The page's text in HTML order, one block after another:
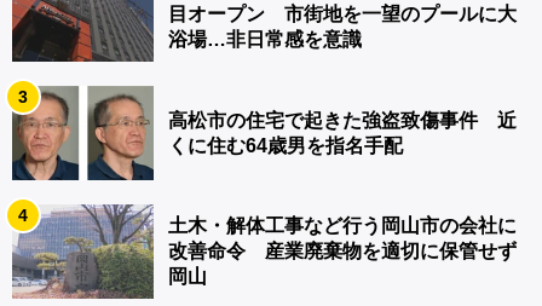
目オープン 市街地を一望のプールに大
浴場…非日常感を意識
3
高松市の住宅で起きた強盗致傷事件 近
くに住む64歳男を指名手配
4
土木・解体工事など行う岡山市の会社に
改善命令 産業廃棄物を適切に保管せず
岡山